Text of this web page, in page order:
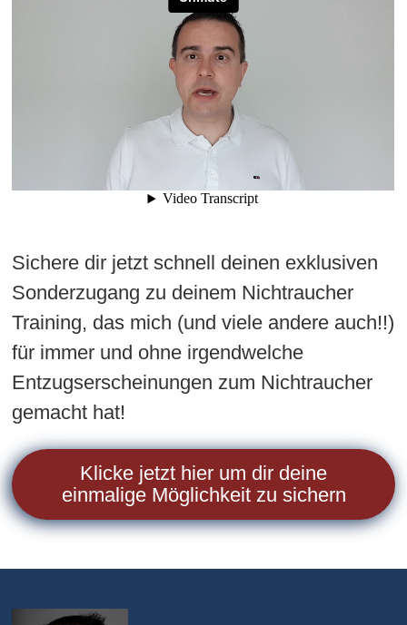
Sichere dir jetzt schnell deinen exklusiven
Sonderzugang zu deinem Nichtraucher
Training, das mich (und viele andere auch!!)
für immer und ohne irgendwelche
Entzugserscheinungen zum Nichtraucher
gemacht hat!
Klicke jetzt hier um dir deine
einmalige Möglichkeit zu sichern